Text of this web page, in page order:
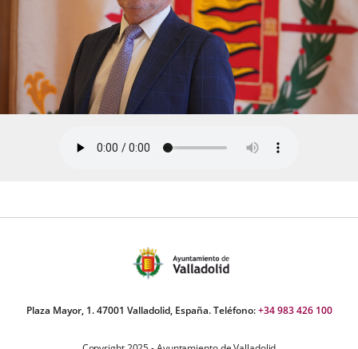
Plaza Mayor, 1. 47001 Valladolid, España. Teléfono:+34 983 426 100